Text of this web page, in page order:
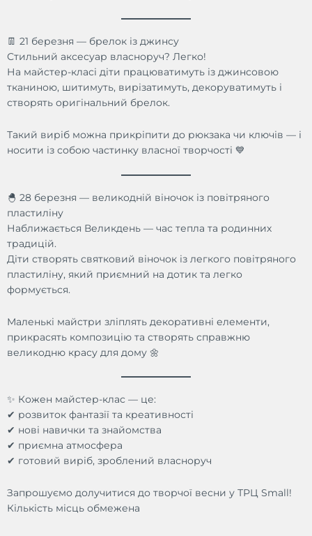
👖 21 березня — брелок із джинсу
Стильний аксесуар власноруч? Легко!
На майстер-класі діти працюватимуть із джинсовою
тканиною, шитимуть, вирізатимуть, декоруватимуть і
створять оригінальний брелок.
Такий виріб можна прикріпити до рюкзака чи ключів — і
носити із собою частинку власної творчості 💙
🐣 28 березня — великодній віночок із повітряного
пластиліну
Наближається Великдень — час тепла та родинних
традицій.
Діти створять святковий віночок із легкого повітряного
пластиліну, який приємний на дотик та легко
формується.
Маленькі майстри зліплять декоративні елементи,
прикрасять композицію та створять справжню
великодню красу для дому 🌼
✨ Кожен майстер-клас — це:
✔ розвиток фантазії та креативності
✔ нові навички та знайомства
✔ приємна атмосфера
✔ готовий виріб, зроблений власноруч
Запрошуємо долучитися до творчої весни у ТРЦ Small!
Кількість місць обмежена